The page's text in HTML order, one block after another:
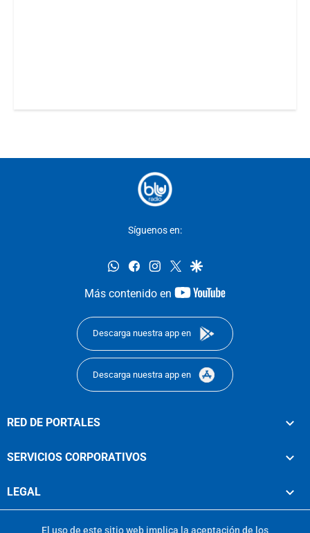
Síguenos en:
whatsappfacebookinstagram
twittergoogle
Más contenido en
youtube-
Descarga nuestra app en
Descarga nuestra app en
RED DE PORTALES
SERVICIOS CORPORATIVOS
LEGAL
El uso de este sitio web implica la aceptación de los